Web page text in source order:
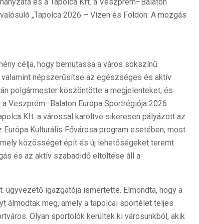
„Tapolca 2026 – Vízen és Földön: A mozgás
célja, hogy bemutassa a város sokszínű
népszerűsítse az egészséges és aktív
polgármester köszöntötte a megjelenteket, és
Veszprém–Balaton Európa Sportrégiója 2026
Kft. a várossal karöltve sikeresen pályázott az
Kulturális Fővárosa program esetében, most
közösséget épít és új lehetőségeket teremt
és az aktív szabadidő eltöltése áll a
ügyvezető igazgatója ismertette. Elmondta, hogy a
álmodtak meg, amely a tapolcai sportélet teljes
Olyan sportolók kerültek ki városunkból, akik